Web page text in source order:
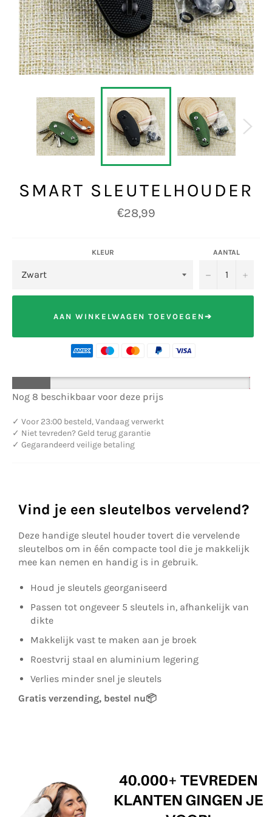
SMART SLEUTELHOUDER
Normale
prijs
€28,99
KLEUR AANTAL
− +
AAN WINKELWAGEN TOEVOEGEN➔
Nog 8 beschikbaar voor deze prijs
✓ Voor 23:00 besteld, Vandaag verwerkt
✓ Niet tevreden? Geld terug garantie
✓ Gegarandeerd veilige betaling
Vind je een sleutelbos vervelend?
Deze handige sleutel houder tovert die vervelende
sleutelbos om in één compacte tool die je makkelijk
mee kan nemen en handig is in gebruik.
Houd je sleutels georganiseerd
Passen tot ongeveer 5 sleutels in, afhankelijk van
dikte
Makkelijk vast te maken aan je broek
Roestvrij staal en aluminium legering
Verlies minder snel je sleutels
Gratis verzending, bestel nu📦